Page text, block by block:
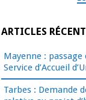
ARTICLES
Mayenne : passage
Service d’Accueil
Tarbes : Demande